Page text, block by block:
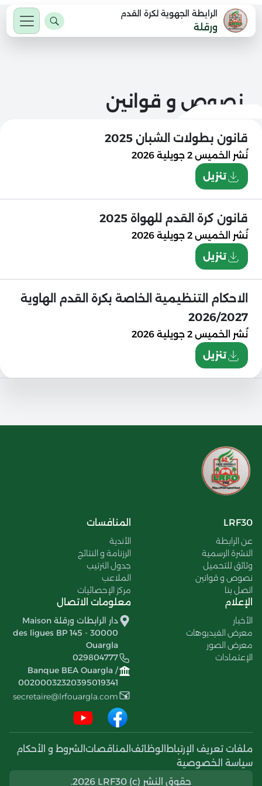
الرابطة الجهوية لكرة القدم
ورقلة
نصوص و قوانين
قانون بطولات الشبان 2025
نُشر
الخميس 2 جويلية 2026
تنزيل
قانون كرة القدم للهواة 2025
نُشر
الخميس 2 جويلية 2026
تنزيل
الاحكام التنظيمية الخاصة بكرة القدم الهاوية
2026/2027
نُشر
الخميس 2 جويلية 2026
تنزيل
LRF30
عن الرابطة
النشرة الرسمية
وثائق للتحميل
نصوص و قوانين
اتصل بنا
المنافسات
الأندية
الرزنامة و النتائج
جدول الترتيب
الملاعب
مركز الإحصائيات
الإعلام
الأخبار
معرض الفيديوهات
معرض الصور
الإعتمادات
معلومات الاتصال
دار الرابطات ورقلة Maison
des ligues BP 145 - 30000
Ouargla
029804777
Banque BEA Ouargla /
00200032320395019341
secretaire@lrfouargla.com
ملفات تعريف الإرتباط الوظائف المناقصات الشروط و الأحكام
سياسة الخصوصية
حقوق النشر (c) 2026 LRF30.